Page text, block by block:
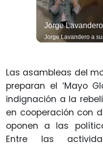
Las asambleas del
preparan el ‘Mayo
indignación a la
en cooperación con
oponen a las
Entre las